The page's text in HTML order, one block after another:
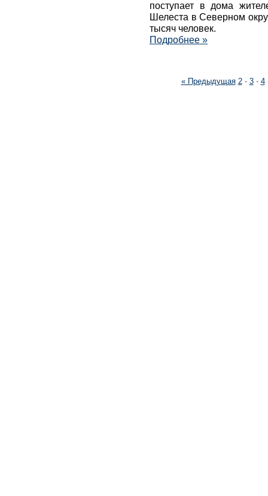
поступает в дома
Шелеста в Северном
тысяч человек.
Подробнее »
« Предыдущая 2- 3- 4